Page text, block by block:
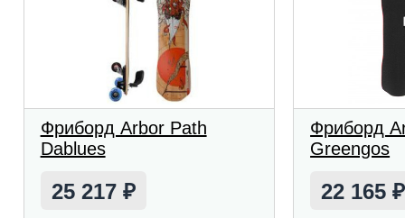
Фриборд Arbor Path
Dablues
25 217 ₽
Фриборд
Greengos
22 165₽